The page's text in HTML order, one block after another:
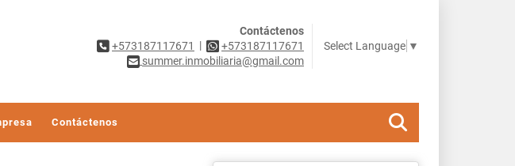
Contáctenos
+573187117671
|
+573187117671
summer.inmobiliaria@gmail.com
Select Language ▼
Contáctenos